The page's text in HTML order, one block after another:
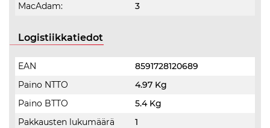
MacAdam:
3
Logistiikkatiedot
EAN
8591728120689
Paino NTTO
4.97 Kg
Paino BTTO
5.4 Kg
Pakkausten lukumäärä
1